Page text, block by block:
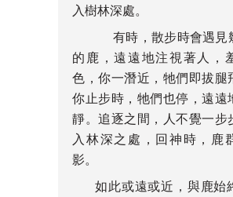
入樹林深處。
有時，散步時會遇見
的鹿，遠遠地注視著人，
色，你一潛近，牠們即拔腿
你止步時，牠們也停，遠遠
靜。追逐之間，人不覺一步
入林深之處，回神時，鹿
影。
如此或遠或近，與鹿始